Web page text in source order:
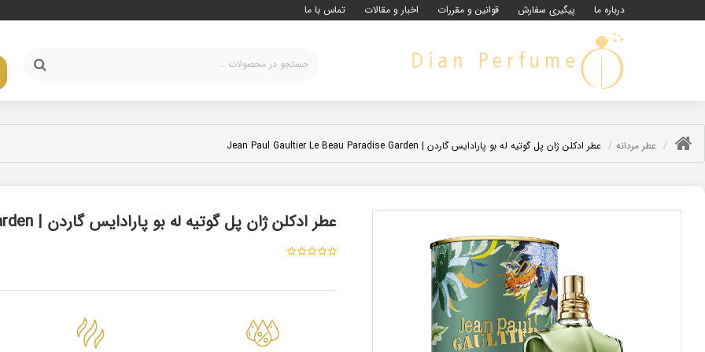
درباره ما پیگیری سفارش قوانین و مقررات اخبار و مقالات تماس با ما
عطر مردانه عطر ادکلن ژان پل گوتیه له بو پارادایس گاردن | Jean Paul Gaultier Le Beau Paradise Garden
عطر ادکلن ژان پل گوتیه له بو پارادایس گاردن | Jean Paul Gaultier Le Beau Paradise Garden